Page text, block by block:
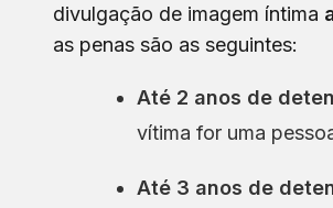
divulgação de imagem íntima
as penas são as seguintes:
Até 2 anos de
vítima for uma
Até 3 anos de